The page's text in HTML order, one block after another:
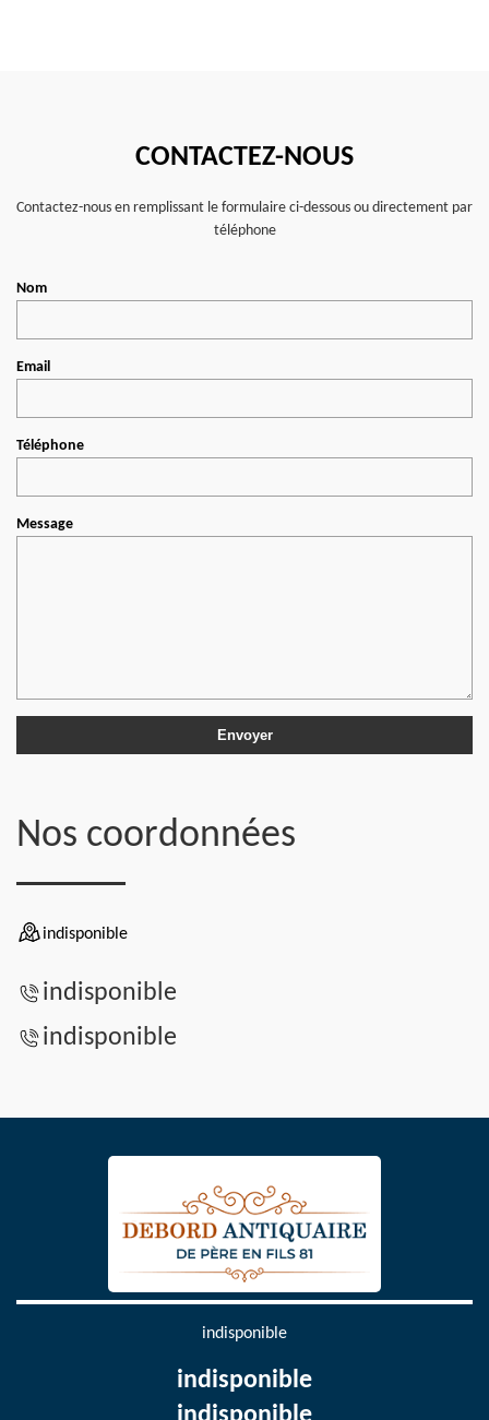
CONTACTEZ-NOUS
Contactez-nous en remplissant le formulaire ci-dessous ou directement par
téléphone
Nom
Email
Téléphone
Message
Nos coordonnées
indisponible
indisponible
indisponible
indisponible
indisponible